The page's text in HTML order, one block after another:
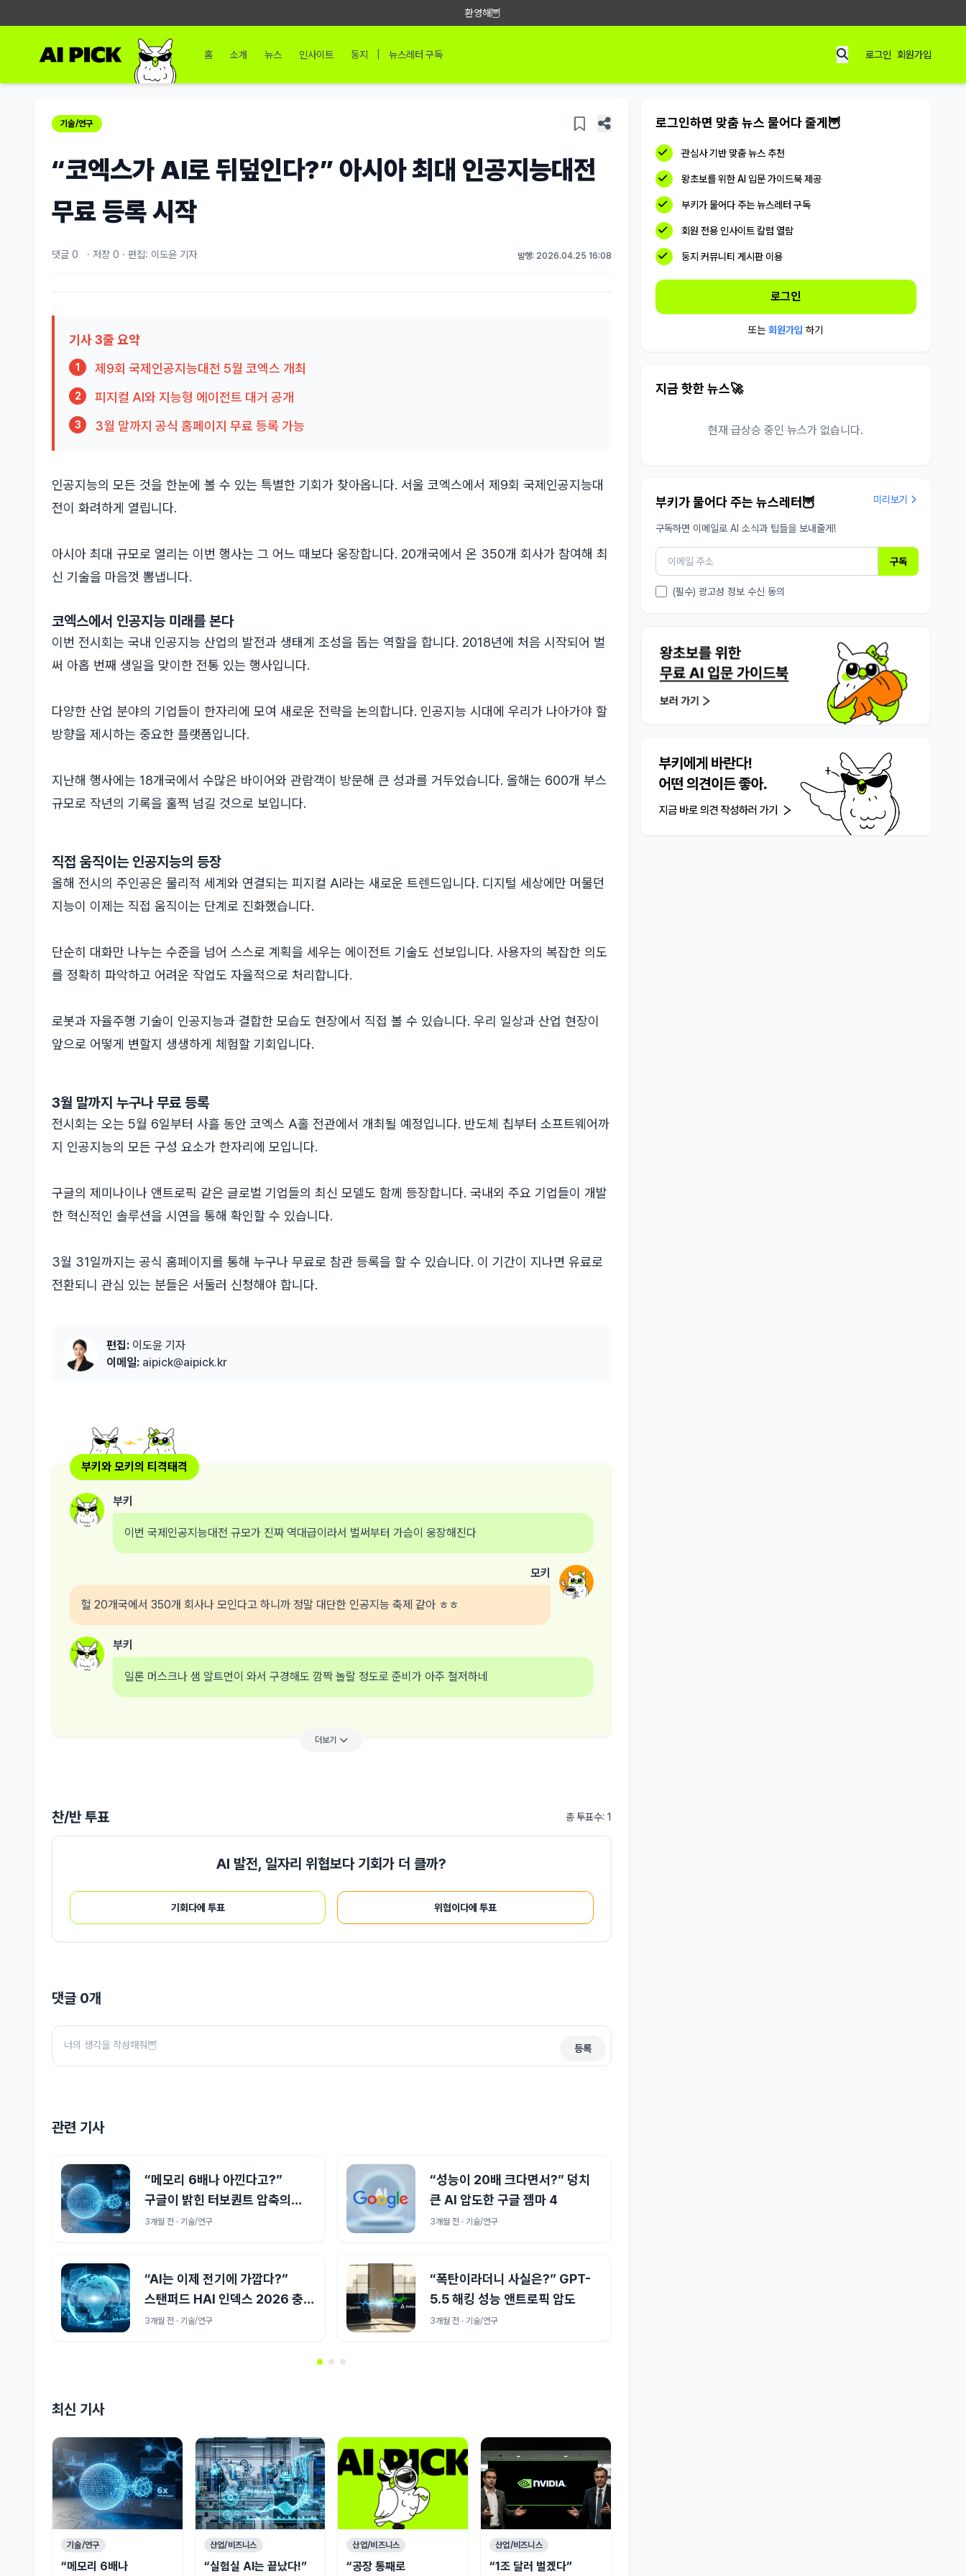
환영해🦉
홈 소개 뉴스 인사이트 둥지 뉴스레터 구독 로그인 회원가입
기술/연구
“코엑스가 AI로 뒤덮인다?” 아시아 최대 인공지능대전
무료 등록 시작
댓글 0 · 저장 0 · 편집: 이도윤 기자 발행: 2026.04.25 16:08
기사 3줄 요약
1 제9회 국제인공지능대전 5월 코엑스 개최
2 피지컬 AI와 지능형 에이전트 대거 공개
3 3월 말까지 공식 홈페이지 무료 등록 가능
인공지능의 모든 것을 한눈에 볼 수 있는 특별한 기회가 찾아옵니다. 서울 코엑스에서 제9회 국제인공지능대
전이 화려하게 열립니다.
아시아 최대 규모로 열리는 이번 행사는 그 어느 때보다 웅장합니다. 20개국에서 온 350개 회사가 참여해 최
신 기술을 마음껏 뽐냅니다.
코엑스에서 인공지능 미래를 본다
이번 전시회는 국내 인공지능 산업의 발전과 생태계 조성을 돕는 역할을 합니다. 2018년에 처음 시작되어 벌
써 아홉 번째 생일을 맞이한 전통 있는 행사입니다.
다양한 산업 분야의 기업들이 한자리에 모여 새로운 전략을 논의합니다. 인공지능 시대에 우리가 나아가야 할
방향을 제시하는 중요한 플랫폼입니다.
지난해 행사에는 18개국에서 수많은 바이어와 관람객이 방문해 큰 성과를 거두었습니다. 올해는 600개 부스
규모로 작년의 기록을 훌쩍 넘길 것으로 보입니다.
직접 움직이는 인공지능의 등장
올해 전시의 주인공은 물리적 세계와 연결되는 피지컬 AI라는 새로운 트렌드입니다. 디지털 세상에만 머물던
지능이 이제는 직접 움직이는 단계로 진화했습니다.
단순히 대화만 나누는 수준을 넘어 스스로 계획을 세우는 에이전트 기술도 선보입니다. 사용자의 복잡한 의도
를 정확히 파악하고 어려운 작업도 자율적으로 처리합니다.
로봇과 자율주행 기술이 인공지능과 결합한 모습도 현장에서 직접 볼 수 있습니다. 우리 일상과 산업 현장이
앞으로 어떻게 변할지 생생하게 체험할 기회입니다.
3월 말까지 누구나 무료 등록
전시회는 오는 5월 6일부터 사흘 동안 코엑스 A홀 전관에서 개최될 예정입니다. 반도체 칩부터 소프트웨어까
지 인공지능의 모든 구성 요소가 한자리에 모입니다.
구글의 제미나이나 앤트로픽 같은 글로벌 기업들의 최신 모델도 함께 등장합니다. 국내외 주요 기업들이 개발
한 혁신적인 솔루션을 시연을 통해 확인할 수 있습니다.
3월 31일까지는 공식 홈페이지를 통해 누구나 무료로 참관 등록을 할 수 있습니다. 이 기간이 지나면 유료로
전환되니 관심 있는 분들은 서둘러 신청해야 합니다.
편집: 이도윤 기자
이메일: aipick@aipick.kr
부키와 모키의 티격태격
부키
이번 국제인공지능대전 규모가 진짜 역대급이라서 벌써부터 가슴이 웅장해진다
모키
헐 20개국에서 350개 회사나 모인다고 하니까 정말 대단한 인공지능 축제 같아 ㅎㅎ
부키
일론 머스크나 샘 알트먼이 와서 구경해도 깜짝 놀랄 정도로 준비가 아주 철저하네
더보기
찬/반 투표 총 투표수: 1
AI 발전, 일자리 위협보다 기회가 더 클까?
기회다에 투표 위협이다에 투표
댓글 0개
등록
관련 기사
“메모리 6배나 아낀다고?”
구글이 밝힌 터보퀀트 압축의
비밀
3개월 전 · 기술/연구
“성능이 20배 크다면서?” 덩치
큰 AI 압도한 구글 젬마 4
3개월 전 · 기술/연구
“AI는 이제 전기에 가깝다?”
스탠퍼드 HAI 인덱스 2026 충격
사실
3개월 전 · 기술/연구
“폭탄이라더니 사실은?” GPT-
5.5 해킹 성능 앤트로픽 압도
3개월 전 · 기술/연구
최신 기사
기술/연구
“메모리 6배나
산업/비즈니스
“실험실 AI는 끝났다!”
산업/비즈니스
“공장 통째로
산업/비즈니스
“1조 달러 벌겠다”
로그인하면 맞춤 뉴스 물어다 줄게🦉
관심사 기반 맞춤 뉴스 추천
왕초보를 위한 AI 입문 가이드북 제공
부키가 물어다 주는 뉴스레터 구독
회원 전용 인사이트 칼럼 열람
둥지 커뮤니티 게시판 이용
로그인
또는회원가입 하기
지금 핫한 뉴스🚀
현재 급상승 중인 뉴스가 없습니다.
부키가 물어다 주는 뉴스레터🦉 미리보기
구독하면 이메일로 AI 소식과 팁들을 보내줄게!
구독
(필수) 광고성 정보 수신 동의